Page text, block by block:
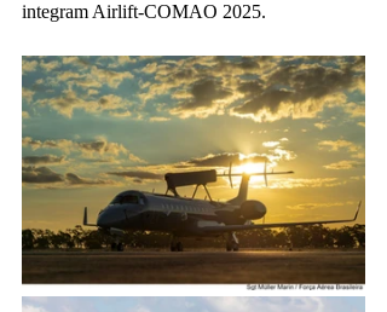
integram Airlift-COMAO 2025.